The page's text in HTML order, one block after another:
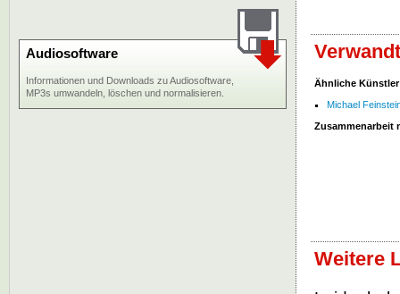
Ähnliche Künstler
Michael
Zusammenarbeit
Weitere
Audiosoftware
Informationen und Downloads zu Audiosoftware,
MP3s umwandeln, löschen und normalisieren.